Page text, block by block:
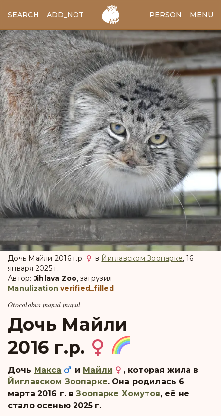
SEARCH ADD_NOTES ADD_IMAGE PERSON MENU
Дочь Майли 2016 г.р. в Йиглавском Зоопарке, 16
января 2025 г.
Автор:Jihlava Zoo, загрузил
Manulization verified_filled
Otocolobus manul manul
Дочь Майли
2016 г.р.
Дочь Макса и Майли
, которая жила в
Йиглавском Зоопарке. Она pодилась 6
марта 2016 г. вЗоопарке Хомутов, её не
стало осенью 2025 г.